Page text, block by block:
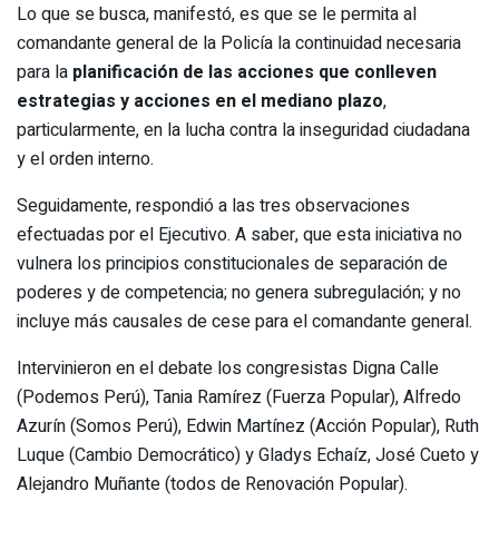
Lo que se busca, manifestó, es que se le permita al
comandante general de la Policía la continuidad necesaria
para la planificación de las acciones que conlleven
estrategias y acciones en el mediano plazo,
particularmente, en la lucha contra la inseguridad ciudadana
y el orden interno.
Seguidamente, respondió a las tres observaciones
efectuadas por el Ejecutivo. A saber, que esta iniciativa no
vulnera los principios constitucionales de separación de
poderes y de competencia; no genera subregulación; y no
incluye más causales de cese para el comandante general.
Intervinieron en el debate los congresistas Digna Calle
(Podemos Perú), Tania Ramírez (Fuerza Popular), Alfredo
Azurín (Somos Perú), Edwin Martínez (Acción Popular), Ruth
Luque (Cambio Democrático) y Gladys Echaíz, José Cueto y
Alejandro Muñante (todos de Renovación Popular).